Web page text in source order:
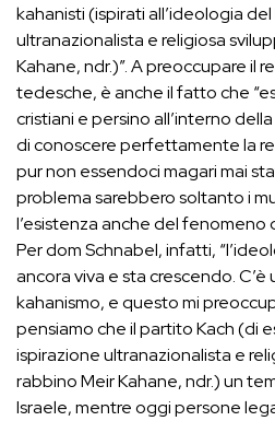
kahanisti (ispirati all’ideologia
ultranazionalista e religiosa
Kahane, ndr.)”. A preoccupare il
tedesche, è anche il fatto che
cristiani e persino all’interno
di conoscere perfettamente la
pur non essendoci magari mai
problema sarebbero soltanto i
l’esistenza anche del fenomeno
Per dom Schnabel, infatti,
ancora viva e sta crescendo.
kahanismo, e questo mi
pensiamo che il partito Kach (di
ispirazione ultranazionalista e
rabbino Meir Kahane, ndr.) un
Israele, mentre oggi persone